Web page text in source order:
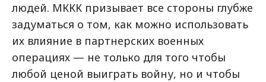
людей. МККК призывает все стороны глубже
задуматься о том, как можно использовать
их влияние в партнерских военных
операциях — не только для того чтобы
любой ценой выиграть войну, но и чтобы